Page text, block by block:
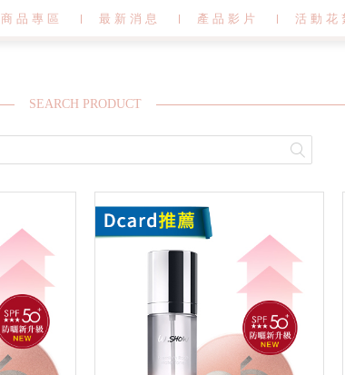
商品專區 最新消息 產品影片 活動花
SEARCH PRODUCT